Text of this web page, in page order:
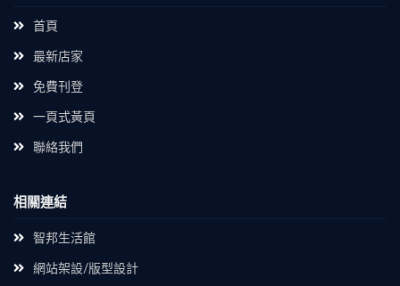
首頁
最新店家
免費刊登
一頁式黃頁
聯絡我們
相關連結
智邦生活館
網站架設/版型設計